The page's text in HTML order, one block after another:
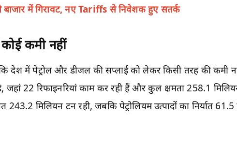
बाजार में गिरावट, नए Tariffs से निवेशक हुए सतर्क
कमी नहीं
देश में पेट्रोल और डीजल की सप्लाई को लेकर किसी तरह की कमी
22 रिफाइनरियां काम कर रही हैं और कुल क्षमता 258.1 मिलियन
मिलियन टन रही, जबकि पेट्रोलियम उत्पादों का निर्यात